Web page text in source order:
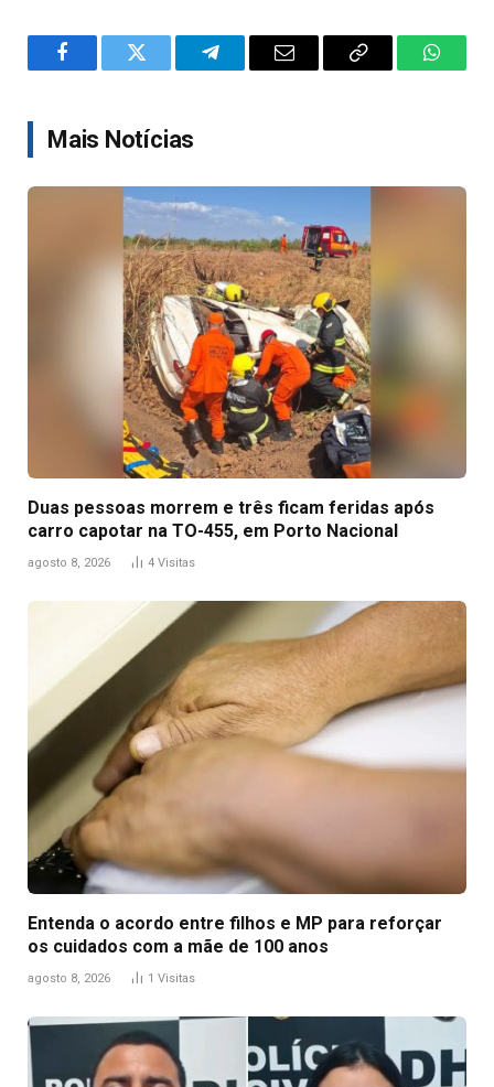
FacebookTwitter TelegramEmail
Copy
Mais Notícias
Duas pessoas morrem e três ficam feridas após
carro capotar na TO-455, em Porto Nacional
agosto 8, 2026 4 Visitas
Entenda o acordo entre filhos e MP para reforçar
os cuidados com a mãe de 100 anos
agosto 8, 2026 1 Visitas